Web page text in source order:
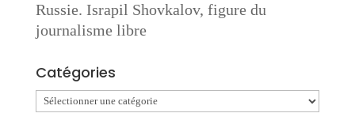
Russie. Israpil Shovkalov, figure du
journalisme libre
Catégories
Catégories